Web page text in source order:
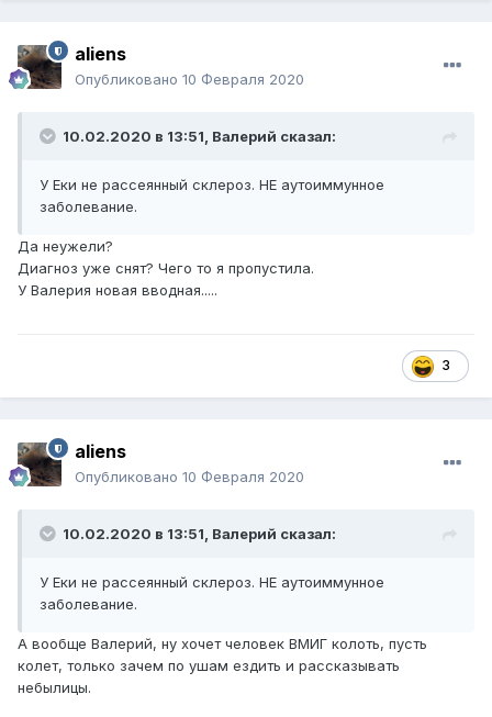
aliens
Опубликовано 10 Февраля 2020
10.02.2020 в 13:51, Валерий сказал:
У Еки не рассеянный склероз. НЕ аутоиммунное
заболевание.
Да неужели?
Диагноз уже снят? Чего то я пропустила.
У Валерия новая вводная.....
3
aliens
Опубликовано 10 Февраля 2020
10.02.2020 в 13:51, Валерий сказал:
У Еки не рассеянный склероз. НЕ аутоиммунное
заболевание.
А вообще Валерий, ну хочет человек ВМИГ колоть, пусть
колет, только зачем по ушам ездить и рассказывать
небылицы.